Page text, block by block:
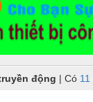
động | Có 11